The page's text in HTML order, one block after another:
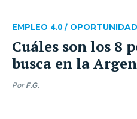
Cuáles son los 8
busca en la
EMPLEO 4.0 /
Por F.G.